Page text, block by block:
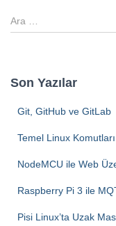
A
r
a
Son Yazılar
Git, GitHub ve GitLab
Temel Linux Komutları
NodeMCU ile Web
Raspberry Pi 3 ile
Pisi Linux’ta Uzak